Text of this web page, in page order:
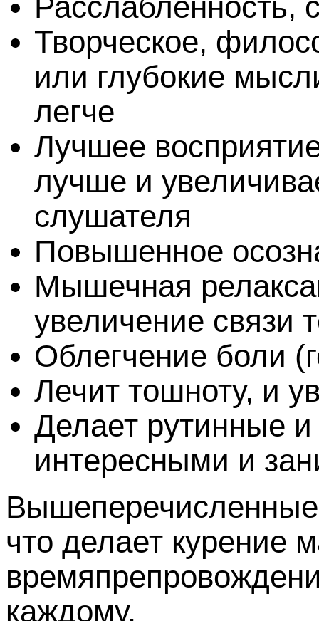
Расслабленность,
Творческое,
или глубокие
легче
Лучшее
лучше и
слушателя
Повышенное
Мышечная
увеличение связи
Облегчение боли
Лечит тошноту, и
Делает рутинные
интересными и
что делает курение
каждому.